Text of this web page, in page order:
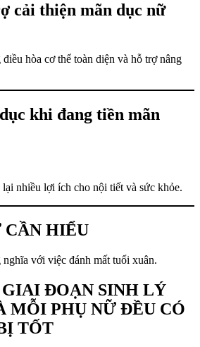
cải thiện mãn dục nữ
hòa cơ thể toàn diện và hỗ trợ nâng
khi đang tiền mãn
nhiều lợi ích cho nội tiết và sức khỏe.
CẦN HIỂU
với việc đánh mất tuổi xuân.
ĐOẠN SINH LÝ
MỖI PHỤ NỮ ĐỀU CÓ
TỐT